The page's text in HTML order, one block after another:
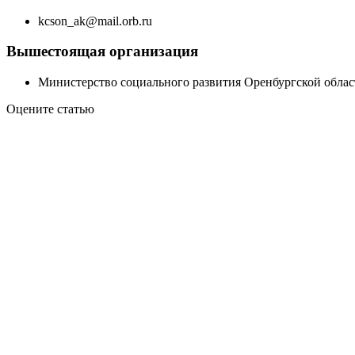
kcson_ak@mail.orb.ru
Вышестоящая организация
Министерство социального развития Оренбургской
Оцените статью